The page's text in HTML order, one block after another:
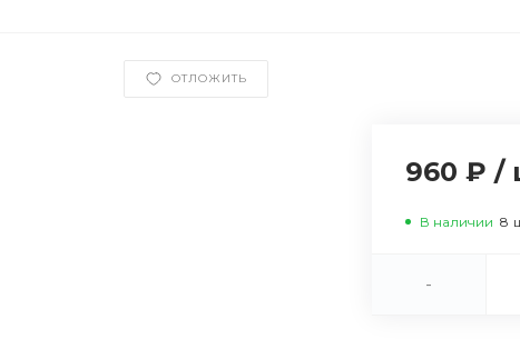
ОТЛОЖИТЬ
960 ₽ /
В наличии 8
-